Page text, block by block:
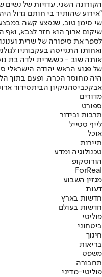
הקורונה השני, עדויות של נשים
"אירוע שהותיר בי חותם גדול
שי סימן טוב, שנפצע קשה
שיקום ארוך הוא חזר לצבא, ואף
לספר את סיפורה של שרית
ואחותו התגייסה בעקבותיו
אותה שוב - כששרית ילדה בת
של פגוע הראש יהודה הישראלי
היה מחוסר הכרה, ופעם בתוך
אבקכביסהניקיון הביתסידור
מדורים
ספורט
תרבות ובידור
לייף סטייל
אוכל
תיירות
טכנולוגיה ומדע
הורוסקופ
ForReal
מגזין השבוע
דעות
חדשות בארץ
חדשות בעולם
פוליטי
ביטחוני
חינוך
בריאות
משפט
תחבורה
פוליטי-מדיני